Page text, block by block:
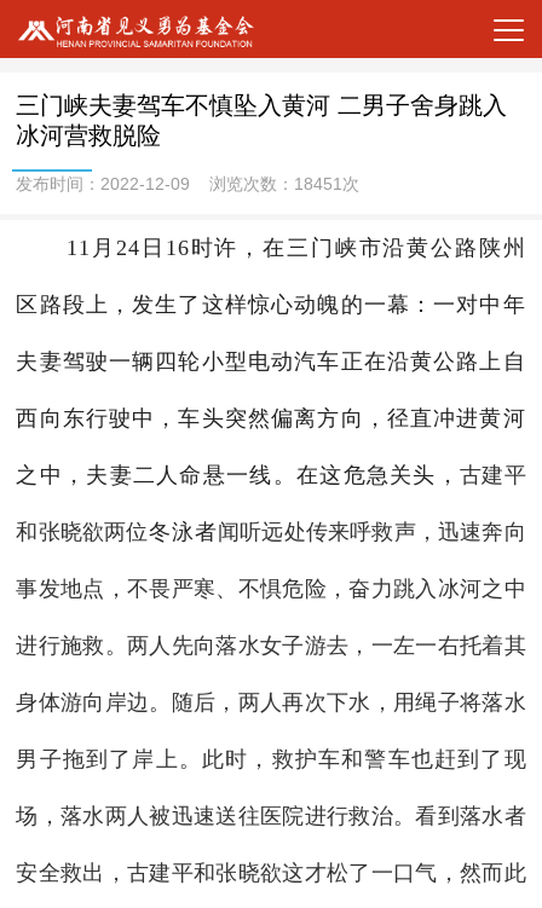
三门峡夫妻驾车不慎坠入黄河 二男子舍身跳入
冰河营救脱险
发布时间：2022-12-09 浏览次数：18451次
11月24日16时许，在三门峡市沿黄公路陕州
区路段上，发生了这样惊心动魄的一幕：一对中年
夫妻驾驶一辆四轮小型电动汽车正在沿黄公路上自
西向东行驶中，车头突然偏离方向，径直冲进黄河
之中，夫妻二人命悬一线。在这危急关头， 古建平
和张晓欲两位冬泳者闻听远处传来呼救声，迅速奔向
事发地点，不畏严寒、不惧危险，奋力跳入冰河之中
进行施救。两人先向落水女子游去，一左一右托着其
身体游向岸边。随后，两人再次下水，用绳子将落水
男子拖到了岸上。此时，救护车和警车也赶到了现
场，落水两人被迅速送往医院进行救治。看到落水者
安全救出，古建平和张晓欲这才松了一口气，然而此